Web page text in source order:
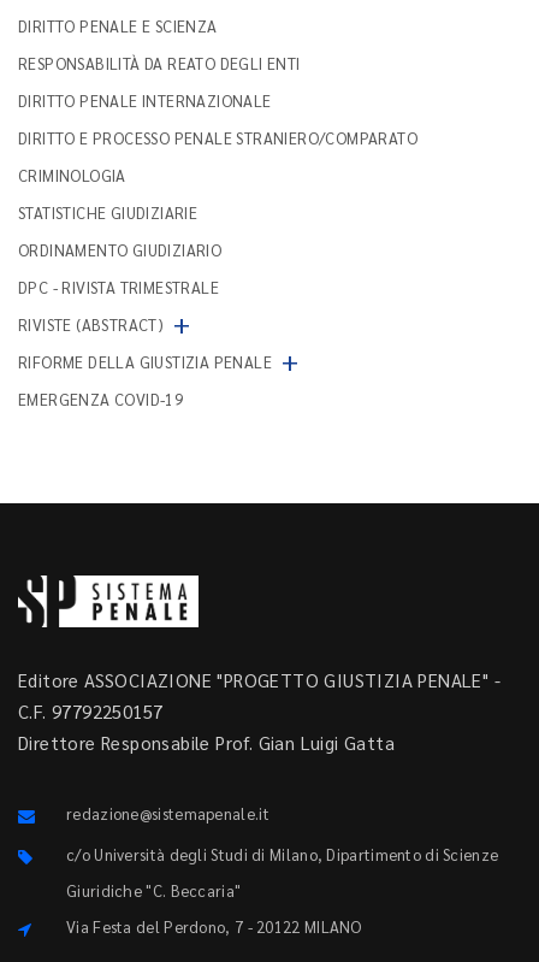
DIRITTO PENALE E SCIENZA
RESPONSABILITÀ DA REATO DEGLI ENTI
DIRITTO PENALE INTERNAZIONALE
DIRITTO E PROCESSO PENALE STRANIERO/COMPARATO
CRIMINOLOGIA
STATISTICHE GIUDIZIARIE
ORDINAMENTO GIUDIZIARIO
DPC - RIVISTA TRIMESTRALE
RIVISTE (ABSTRACT) +
RIFORME DELLA GIUSTIZIA PENALE +
EMERGENZA COVID-19
Editore ASSOCIAZIONE "PROGETTO GIUSTIZIA PENALE" -
C.F. 97792250157
Direttore Responsabile Prof. Gian Luigi Gatta
redazione@sistemapenale.it
c/o Università degli Studi di Milano, Dipartimento di Scienze
Giuridiche "C. Beccaria"
Via Festa del Perdono, 7 - 20122 MILANO